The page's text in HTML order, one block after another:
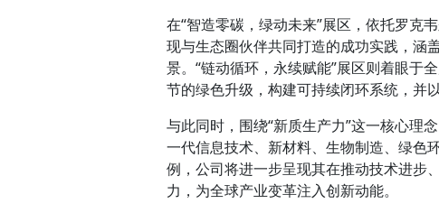
在“智造零碳，绿动未来”展区，依托罗克
现与生态圈伙伴共同打造的成功实践，涵
景。“链动循环，永续赋能”展区则着眼于
节的绿色升级，构建可持续闭环系统，并
与此同时，围绕“新质生产力”这一核心理
一代信息技术、新材料、生物制造、绿色
例，公司将进一步呈现其在推动技术进步
力，为全球产业变革注入创新动能。